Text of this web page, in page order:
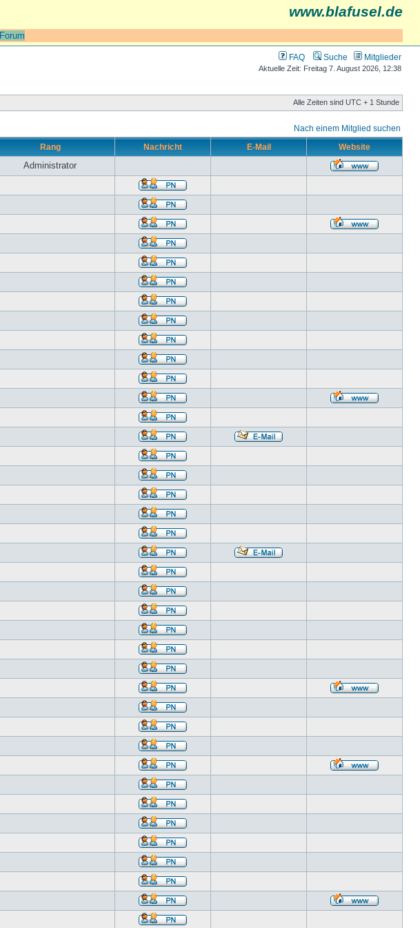
www.blafusel.de
Forum
FAQ Suche Mitglieder
Aktuelle Zeit: Freitag 7. August 2026, 12:38
Alle Zeiten sind UTC + 1 Stunde
Nach einem Mitglied suchen
Rang Nachricht E-Mail Website
Administrator